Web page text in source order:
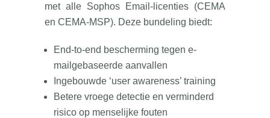
met alle Sophos Email-licenties (CEMA
en CEMA-MSP). Deze bundeling biedt:
End-to-end bescherming tegen e-
mailgebaseerde aanvallen
Ingebouwde ‘user awareness’ training
Betere vroege detectie en verminderd
risico op menselijke fouten